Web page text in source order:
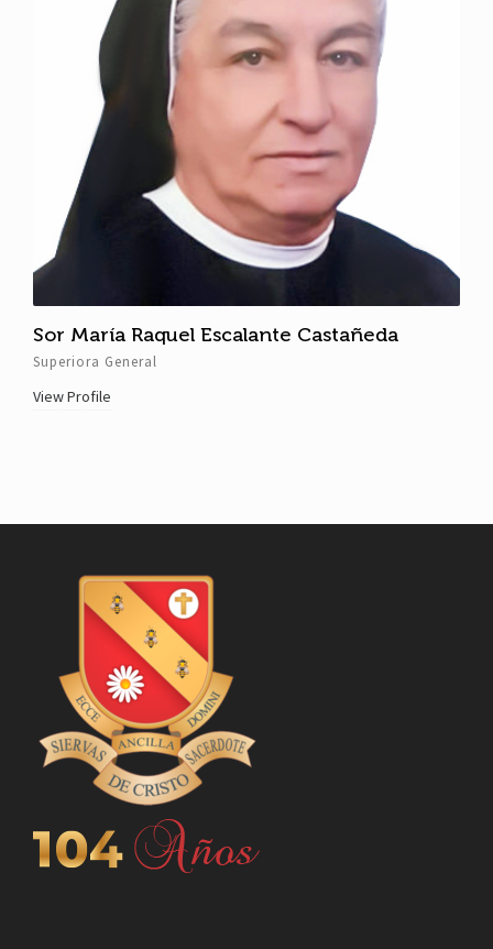
Sor María Raquel Escalante Castañeda
Superiora General
View Profile